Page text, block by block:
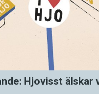
Hjovisst älskar